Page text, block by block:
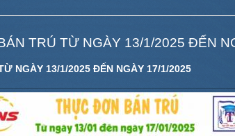
TRÚ TỪ NGÀY 13/1/2025 ĐẾN
NGÀY 13/1/2025 ĐẾN NGÀY 17/1/2025